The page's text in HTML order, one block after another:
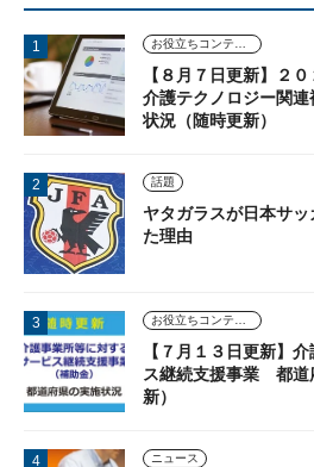
お役立ちコンテンツ
【８月７日更新】２
介護テクノロジー関
状況（随時更新）
話題
ヤタガラスが日本サ
た理由
お役立ちコンテンツ
【７月１３日更新】
ス継続支援事業 都道
新）
ニュース